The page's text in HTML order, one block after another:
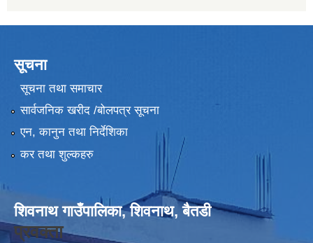
सूचना
सूचना तथा समाचार
सार्वजनिक खरीद /बोलपत्र सूचना
एन, कानुन तथा निर्देशिका
कर तथा शुल्कहरु
शिवनाथ गाउँपालिका, शिवनाथ, बैतडी
प्रवक्ता